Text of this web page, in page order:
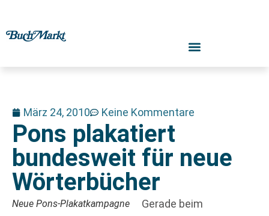
März 24, 2010 Keine Kommentare
Pons plakatiert
bundesweit für neue
Wörterbücher
Neue Pons-Plakatkampagne
Gerade beim